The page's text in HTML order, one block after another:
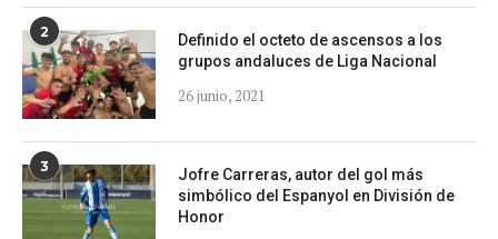
2
Definido el octeto de ascensos a los
grupos andaluces de Liga Nacional
26 junio, 2021
3
Jofre Carreras, autor del gol más
simbólico del Espanyol en División de
Honor